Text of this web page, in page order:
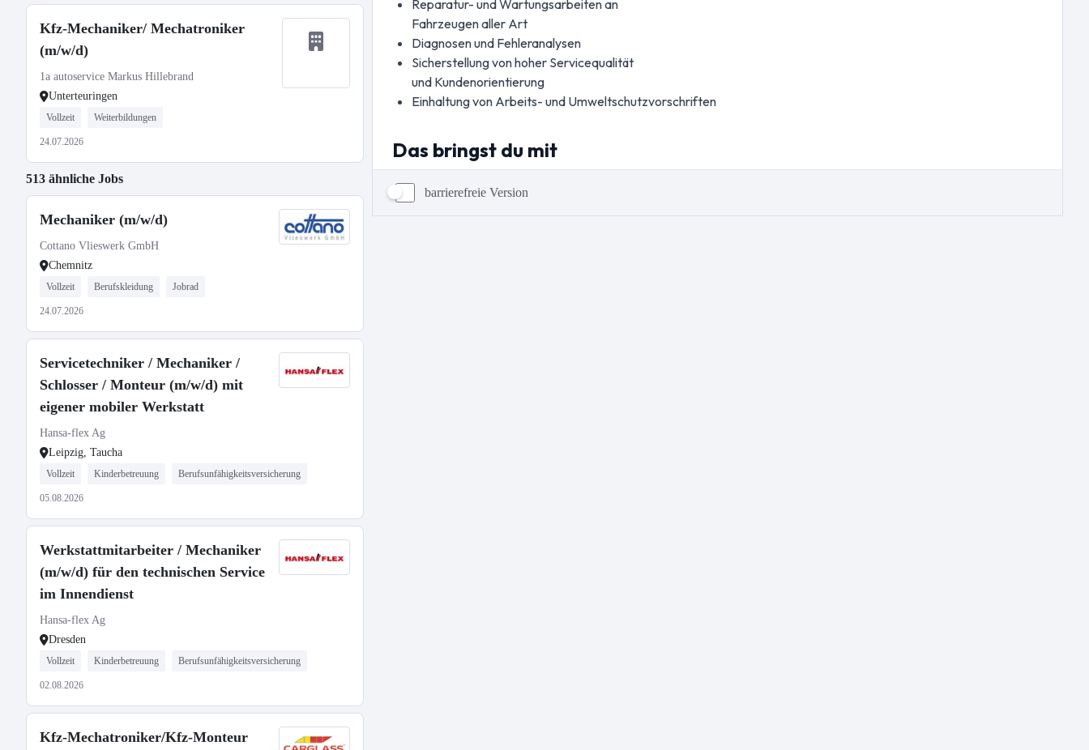
Kfz-Mechaniker/ Mechatroniker
(m/w/d)
1a autoservice Markus Hillebrand
Unterteuringen
Vollzeit Weiterbildungen
24.07.2026
513 ähnliche Jobs
Mechaniker (m/w/d)
Cottano Vlieswerk GmbH
Chemnitz
Vollzeit Berufskleidung Jobrad
24.07.2026
Servicetechniker / Mechaniker /
Schlosser / Monteur (m/w/d) mit
eigener mobiler Werkstatt
Hansa-flex Ag
Leipzig, Taucha
Vollzeit Kinderbetreuung Berufsunfähigkeitsversicherung
05.08.2026
Werkstattmitarbeiter / Mechaniker
(m/w/d) für den technischen Service
im Innendienst
Hansa-flex Ag
Dresden
Vollzeit Kinderbetreuung Berufsunfähigkeitsversicherung
02.08.2026
Kfz-Mechatroniker/Kfz-Monteur
barrierefreie Version